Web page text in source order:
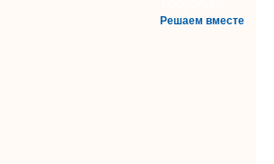
Решаем вместе